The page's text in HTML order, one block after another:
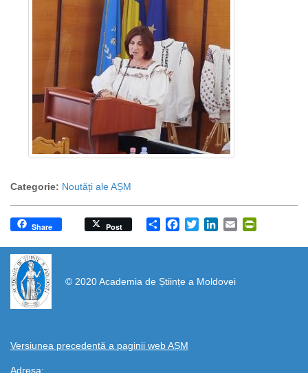
Categorie: Noutăți ale AȘM
Share
Share Post Facebook
TwitterLinkedIn
Email
© 2020 Academia de Științe a Moldovei
Versiunea precedentă a paginii web AȘM
Adresa:
https://propletenie.ru/